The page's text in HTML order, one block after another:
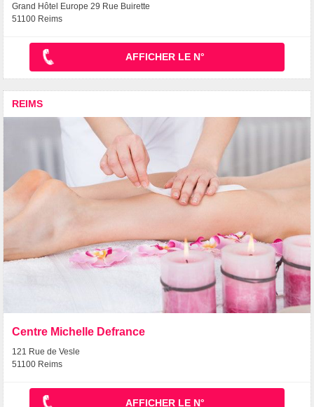
Grand Hôtel Europe 29 Rue Buirette
51100 Reims
AFFICHER LE N°
REIMS
Centre Michelle Defrance
121 Rue de Vesle
51100 Reims
AFFICHER LE N°